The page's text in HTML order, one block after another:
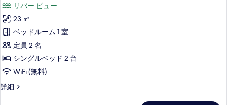
表
示
す
る
す
べ
て
の
写
真
を
ー
ム
禁
煙
の
詳
細
ン
ダ
ー
ド
ツ
ン
リバー ビュー
23 ㎡
ベッドルーム 1 室
定員 2 名
シングルベッド 2 台
WiFi (無料)
詳細
ス